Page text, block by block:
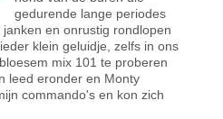
gedurende lange periodes
en onrustig rondlopen
klein geluidje, zelfs in ons
mix 101 te proberen
leed eronder en Monty
commando's en kon zich